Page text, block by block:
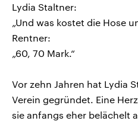
Lydia Staltner:
„Und was kostet die Hose
Rentner:
„60, 70 Mark.“
Vor zehn Jahren hat Lydia
Verein gegründet. Eine
sie anfangs eher belächelt